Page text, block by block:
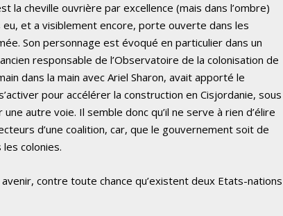
la cheville ouvrière par excellence (mais dans l’ombre)
et a visiblement encore, porte ouverte dans les
Son personnage est évoqué en particulier dans un
responsable de l’Observatoire de la colonisation de
dans la main avec Ariel Sharon, avait apporté le
pour accélérer la construction en Cisjordanie, sous
autre voie. Il semble donc qu’il ne serve à rien d’élire
d’une coalition, car, que le gouvernement soit de
colonies.
contre toute chance qu’existent deux Etats-nations